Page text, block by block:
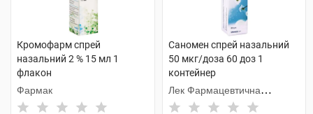
Кромофарм спрей
назальний 2 % 15 мл 1
флакон
Фармак
Саномен спрей назальний
50 мкг/доза 60 доз 1
контейнер
Лек Фармацевтична
компанія